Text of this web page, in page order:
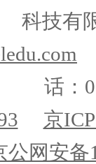
科技有
话：
京
公网安备